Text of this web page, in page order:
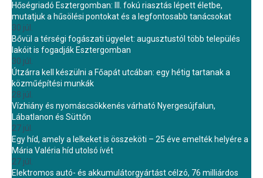
Hőségriadó Esztergomban: III. fokú riasztás lépett életbe,
mutatjuk a hűsölési pontokat és a legfontosabb tanácsokat
30 júl.
Bővül a térségi fogászati ügyelet: augusztustól több település
lakóit is fogadják Esztergomban
30 júl.
Útzárra kell készülni a Főapát utcában: egy hétig tartanak a
közműépítési munkák
28 júl.
Vízhiány és nyomáscsökkenés várható Nyergesújfalun,
Lábatlanon és Süttőn
27 júl.
Egy híd, amely a lelkeket is összeköti – 25 éve emelték helyére a
Mária Valéria híd utolsó ívét
27 júl.
Elektromos autó- és akkumulátorgyártást célzó, 76 milliárdos